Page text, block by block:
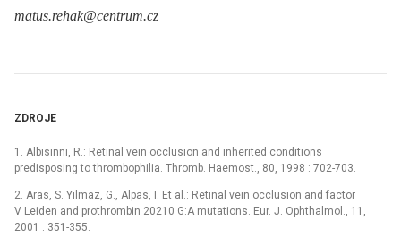
matus.rehak@centrum.cz
ZDROJE
1. Albisinni, R.: Retinal vein occlusion and inherited conditions
predisposing to thrombophilia. Thromb. Haemost., 80, 1998 : 702-703.
2. Aras, S. Yilmaz, G., Alpas, I. Et al.: Retinal vein occlusion and factor
V Leiden and prothrombin 20210 G:A mutations. Eur. J. Ophthalmol., 11,
2001 : 351-355.